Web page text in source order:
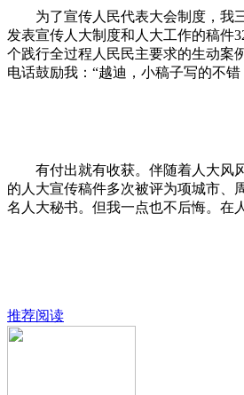
为了宣传人民代表大会制度，我三
发表宣传人大制度和人大工作的稿件
个践行全过程人民民主要求的生动案
电话鼓励我：“越迪，小稿子写的不
有付出就有收获。伴随着人大风风
的人大宣传稿件多次被评为项城市、
名人大秘书。但我一点也不后悔。在
推荐阅读